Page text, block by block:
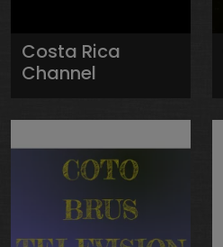
Costa Rica
Channel